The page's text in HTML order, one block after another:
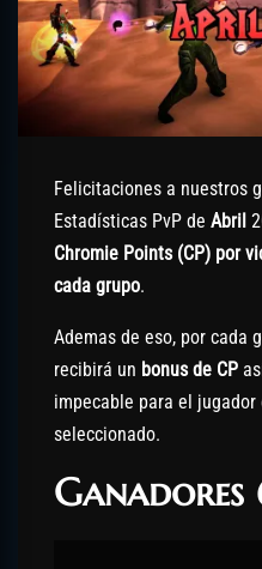
Felicitaciones a nuestros
Estadísticas PvP de Abril
Chromie Points (CP) por
cada grupo.
Ademas de eso, por cada
recibirá un bonus de CP
impecable para el
seleccionado.